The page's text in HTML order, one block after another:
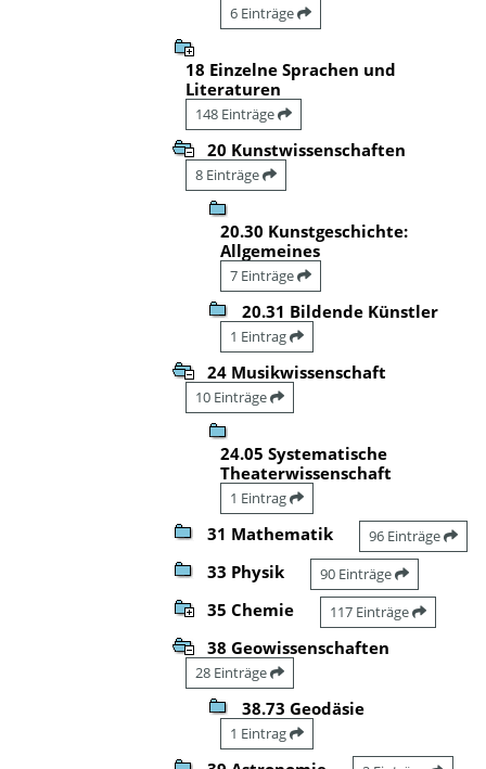
6 Einträge
18 Einzelne Sprachen und
Literaturen
148 Einträge
20 Kunstwissenschaften
8 Einträge
20.30 Kunstgeschichte:
Allgemeines
7 Einträge
20.31 Bildende Künstler
1 Eintrag
24 Musikwissenschaft
10 Einträge
24.05 Systematische
Theaterwissenschaft
1 Eintrag
31 Mathematik 96 Einträge
33 Physik 90 Einträge
35 Chemie 117 Einträge
38 Geowissenschaften
28 Einträge
38.73 Geodäsie
1 Eintrag